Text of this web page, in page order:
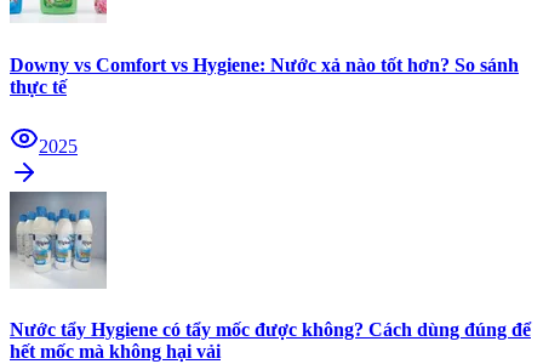
Downy vs Comfort vs Hygiene: Nước xả nào tốt hơn? So sánh
thực tế
2025
Nước tẩy Hygiene có tẩy mốc được không? Cách dùng đúng để
hết mốc mà không hại vải